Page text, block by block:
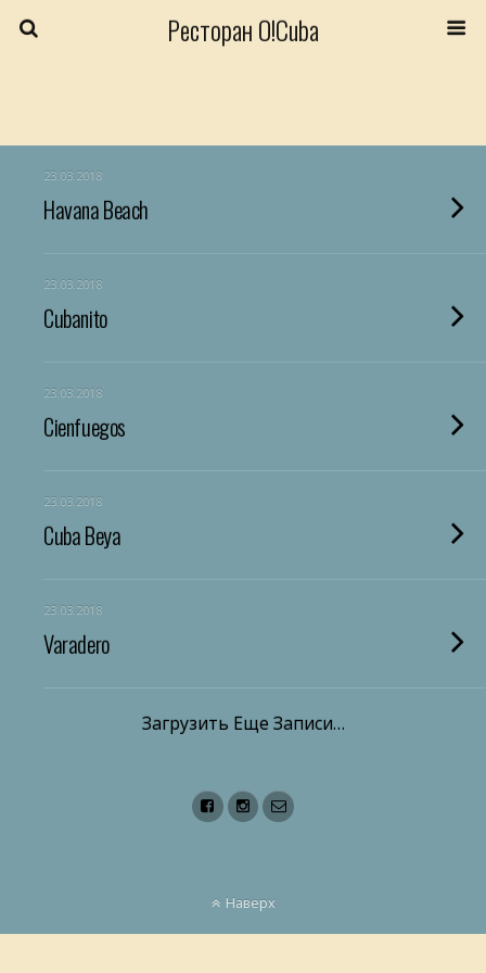
Ресторан O!Cuba
23.03.2018
Havana Beach
23.03.2018
Cubanito
23.03.2018
Cienfuegos
23.03.2018
Cuba Beya
23.03.2018
Varadero
Загрузить Еще Записи…
Наверх